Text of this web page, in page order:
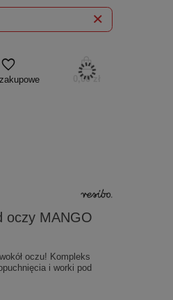
0,00 zł
oczy MANGO
oczu! Kompleks
i worki pod